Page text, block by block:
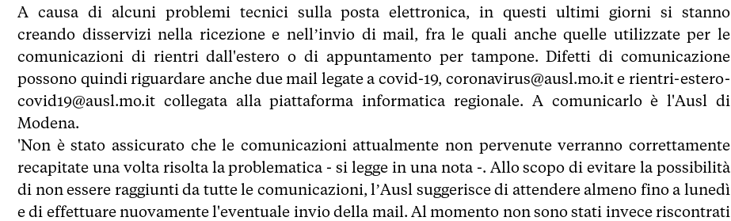
A causa di alcuni problemi tecnici sulla posta elettronica, in questi ultimi giorni si stanno
creando disservizi nella ricezione e nell’invio di mail, fra le quali anche quelle utilizzate per le
comunicazioni di rientri dall'estero o di appuntamento per tampone. Difetti di comunicazione
possono quindi riguardare anche due mail legate a covid-19, coronavirus@ausl.mo.it e rientri-estero-
covid19@ausl.mo.it collegata alla piattaforma informatica regionale. A comunicarlo è l'Ausl di
Modena.
'Non è stato assicurato che le comunicazioni attualmente non pervenute verranno correttamente
recapitate una volta risolta la problematica - si legge in una nota -. Allo scopo di evitare la possibilità
di non essere raggiunti da tutte le comunicazioni, l’Ausl suggerisce di attendere almeno fino a lunedì
e di effettuare nuovamente l'eventuale invio della mail. Al momento non sono stati invece riscontrati